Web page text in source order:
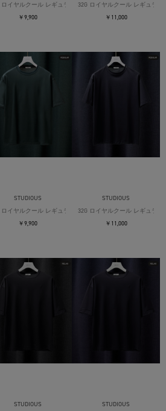
ツ
ロイヤルクール レギュラーTシャツ
￥9,900
32G ロイヤルクール レギュラー
￥11,000
ツ
STUDIOUS
ロイヤルクール レギュラーTシャツ
￥9,900
STUDIOUS
32G ロイヤルクール レギュラー
￥11,000
STUDIOUS
STUDIOUS